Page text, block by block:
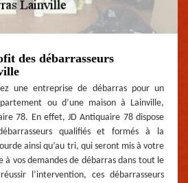
des débarrasseurs
une entreprise de débarras pour un
ou d’une maison à Lainville,
78. En effet, JD Antiquaire 78 dispose
qualifiés et formés à la
ainsi qu’au tri, qui seront mis à votre
à vos demandes de débarras dans tout le
l’intervention, ces débarrasseurs